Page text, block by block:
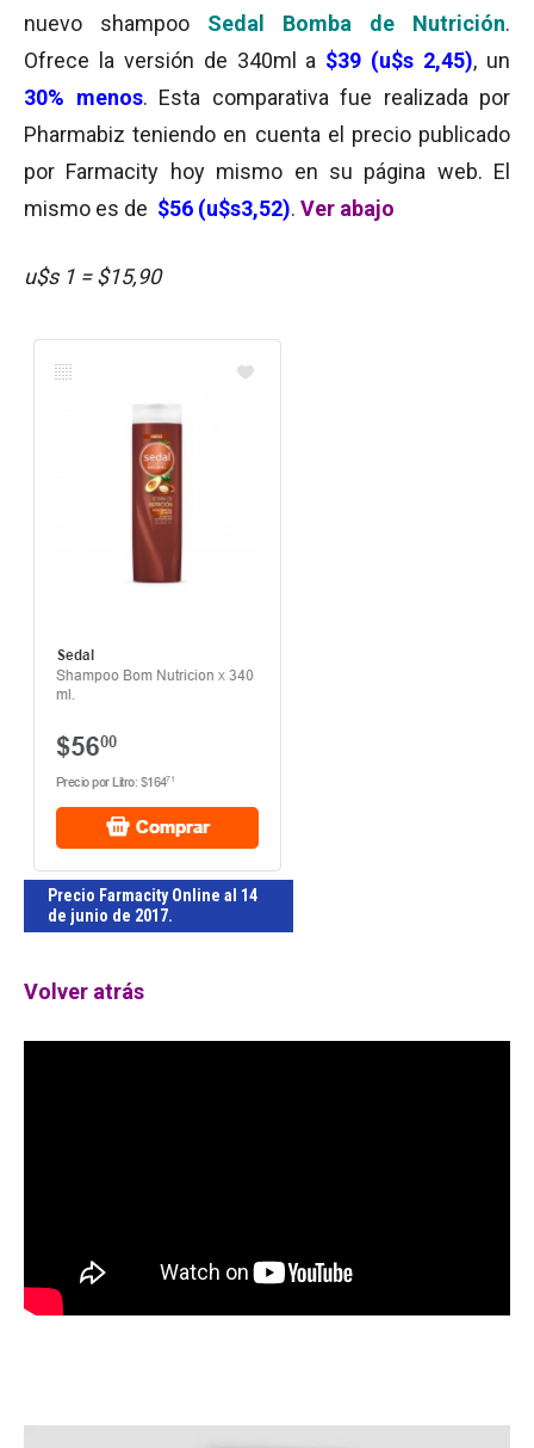
nuevo shampoo Sedal Bomba de Nutrición.
Ofrece la versión de 340ml a $39 (u$s 2,45), un
30% menos. Esta comparativa fue realizada por
Pharmabiz teniendo en cuenta el precio publicado
por Farmacity hoy mismo en su página web. El
mismo es de $56 (u$s3,52). Ver abajo
u$s 1 = $15,90
Precio Farmacity Online al 14
de junio de 2017.
Volver atrás